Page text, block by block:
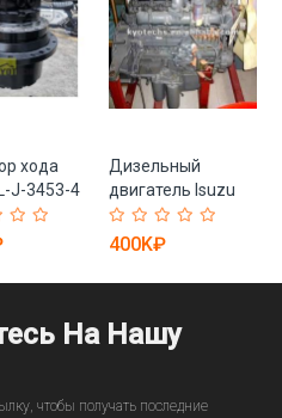
хода
J-3453-4
19080851)
Дизельный
двигатель Isuzu
C240 32KW
водяное
25-19080884)
400K₽
На Нашу
чтобы получать последние